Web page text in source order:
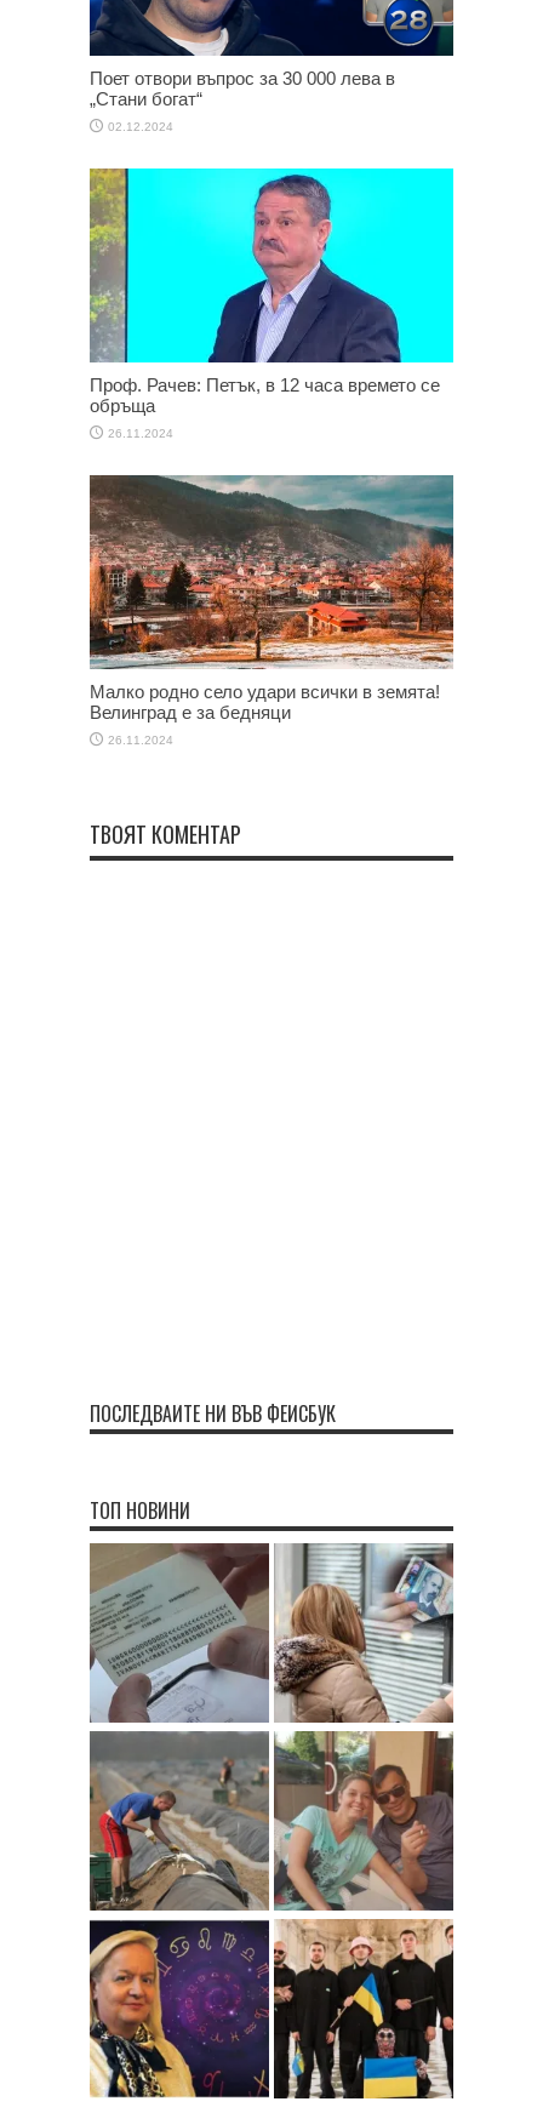
Поет отвори въпрос за 30 000 лева в
„Стани богат“
02.12.2024
Проф. Рачев: Петък, в 12 часа времето се
обръща
26.11.2024
Малко родно село удари всички в земята!
Велинград е за бедняци
26.11.2024
ТВОЯТ КОМЕНТАР
ПОСЛЕДВАЙТЕ НИ ВЪВ ФЕЙСБУК
ТОП НОВИНИ